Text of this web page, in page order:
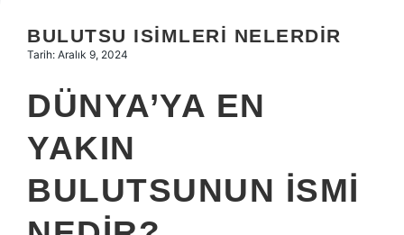
Hakkımızda
BULUTSU ISIMLERI NELERDIR
Tarih: Aralık 9, 2024
DÜNYA’YA EN
YAKIN
BULUTSUNUN ISMI